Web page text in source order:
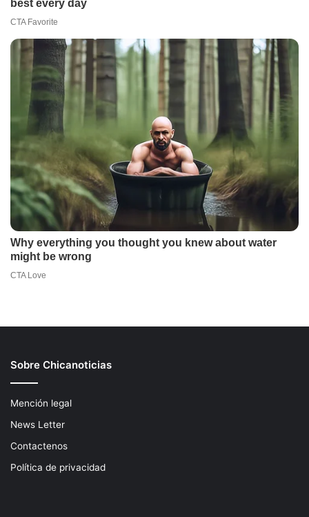
Sobre Chicanoticias
Mención legal
News Letter
Contactenos
Política de privacidad